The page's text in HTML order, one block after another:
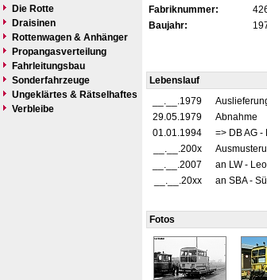
Die Rotte
Draisinen
Rottenwagen & Anhänger
Propangasverteilung
Fahrleitungsbau
Sonderfahrzeuge
Ungeklärtes & Rätselhaftes
Verbleibe
Fabriknummer:
Baujahr:
Lebenslauf
__.__.1979
29.05.1979
Abnahme
01.01.1994
=> DB AG
__.__.200x
__.__.2007
an LW -
__.__.20xx
an SBA -
Fotos